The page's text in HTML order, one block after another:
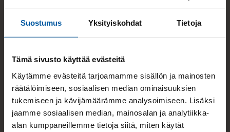
Suostumus Yksityiskohdat Tietoja
Tämä sivusto käyttää evästeitä
Käytämme evästeitä tarjoamamme sisällön ja mainosten
räätälöimiseen, sosiaalisen median ominaisuuksien
tukemiseen ja kävijämäärämme analysoimiseen. Lisäksi
jaamme sosiaalisen median, mainosalan ja analytiikka-
alan kumppaneillemme tietoja siitä, miten käytät
Näkymät huoneistosta
Sisäpihalle.
Kerros
Lisätietoja pinta-alasta
Ei tarkistusmitattu. Pinta-alat saattavat tämän
ikäisissä kohteissa (yhtiö rekisteröity ennen 1.1.1992)
poiketa olennaisestikin asuinrakennusten
nykyisten mittaustapojen ja standardien (SFS 5139)